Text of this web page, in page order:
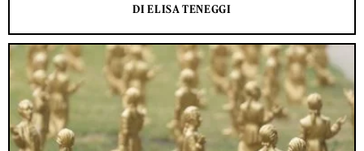
DI ELISA TENEGGI